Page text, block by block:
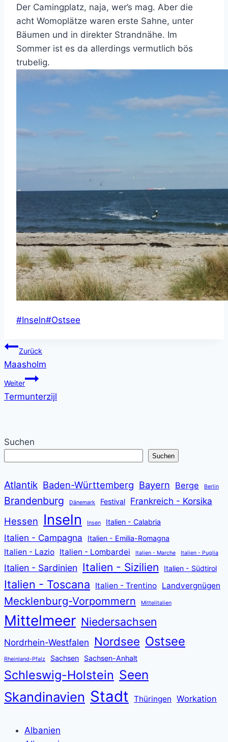
Der Camingplatz, naja, wer’s mag. Aber die
acht Womoplätze waren erste Sahne, unter
Bäumen und in direkter Strandnähe. Im
Sommer ist es da allerdings vermutlich bös
trubelig.
Schlagworte:
#Inseln#Ostsee
Beitragsnavigation
Zurück
Maasholm
Weiter
Termunterzijl
Suchen
Suchen
Atlantik Baden-Württemberg Bayern Berge Berlin
Brandenburg Dänemark Festival Frankreich - Korsika
Hessen Inseln Insen Italien - Calabria
Italien - Campagna Italien - Emilia-Romagna
Italien - Lazio Italien - Lombardei Italien - Marche Italien - Puglia
Italien - Sardinien Italien - Sizilien Italien - Südtirol
Italien - Toscana Italien - Trentino Landvergnügen
Mecklenburg-Vorpommern Mittelitalien
Mittelmeer Niedersachsen
Nordrhein-Westfalen Nordsee Ostsee
Rheinland-Pfalz Sachsen Sachsen-Anhalt
Schleswig-Holstein Seen
Skandinavien Stadt Thüringen Workation
Albanien